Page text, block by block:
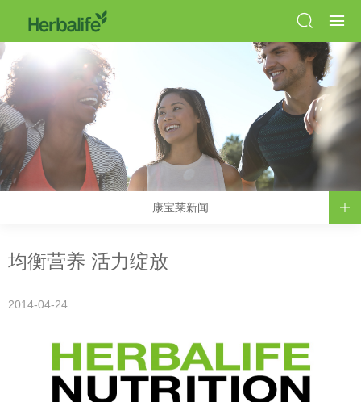
康宝莱新闻
均衡营养 活力绽放
2014-04-24